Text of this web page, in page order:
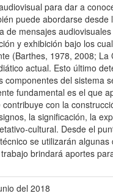
para dar a
puede abordarse desde
de mensajes
y exhibición bajo los
(Barthes, 1978, 2008; La
actual. Esto último
del sistema
fundamental es el que
con la
la significación, la
cultural. Desde el
se utilizarán
brindará aportes
del 2018